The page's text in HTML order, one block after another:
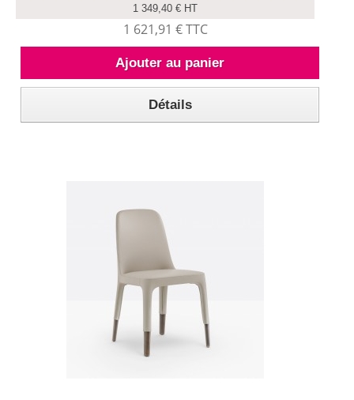
1 349,40 € HT
1 621,91 € TTC
Ajouter au panier
Détails